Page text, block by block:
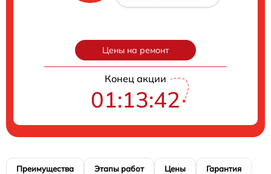
Цены на ремонт
Конец акции
01:13:41
Преимущества Этапы работ Цены Гарантия